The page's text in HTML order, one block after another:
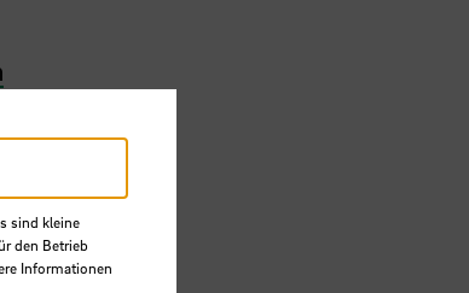
sind kleine
den Betrieb
Informationen